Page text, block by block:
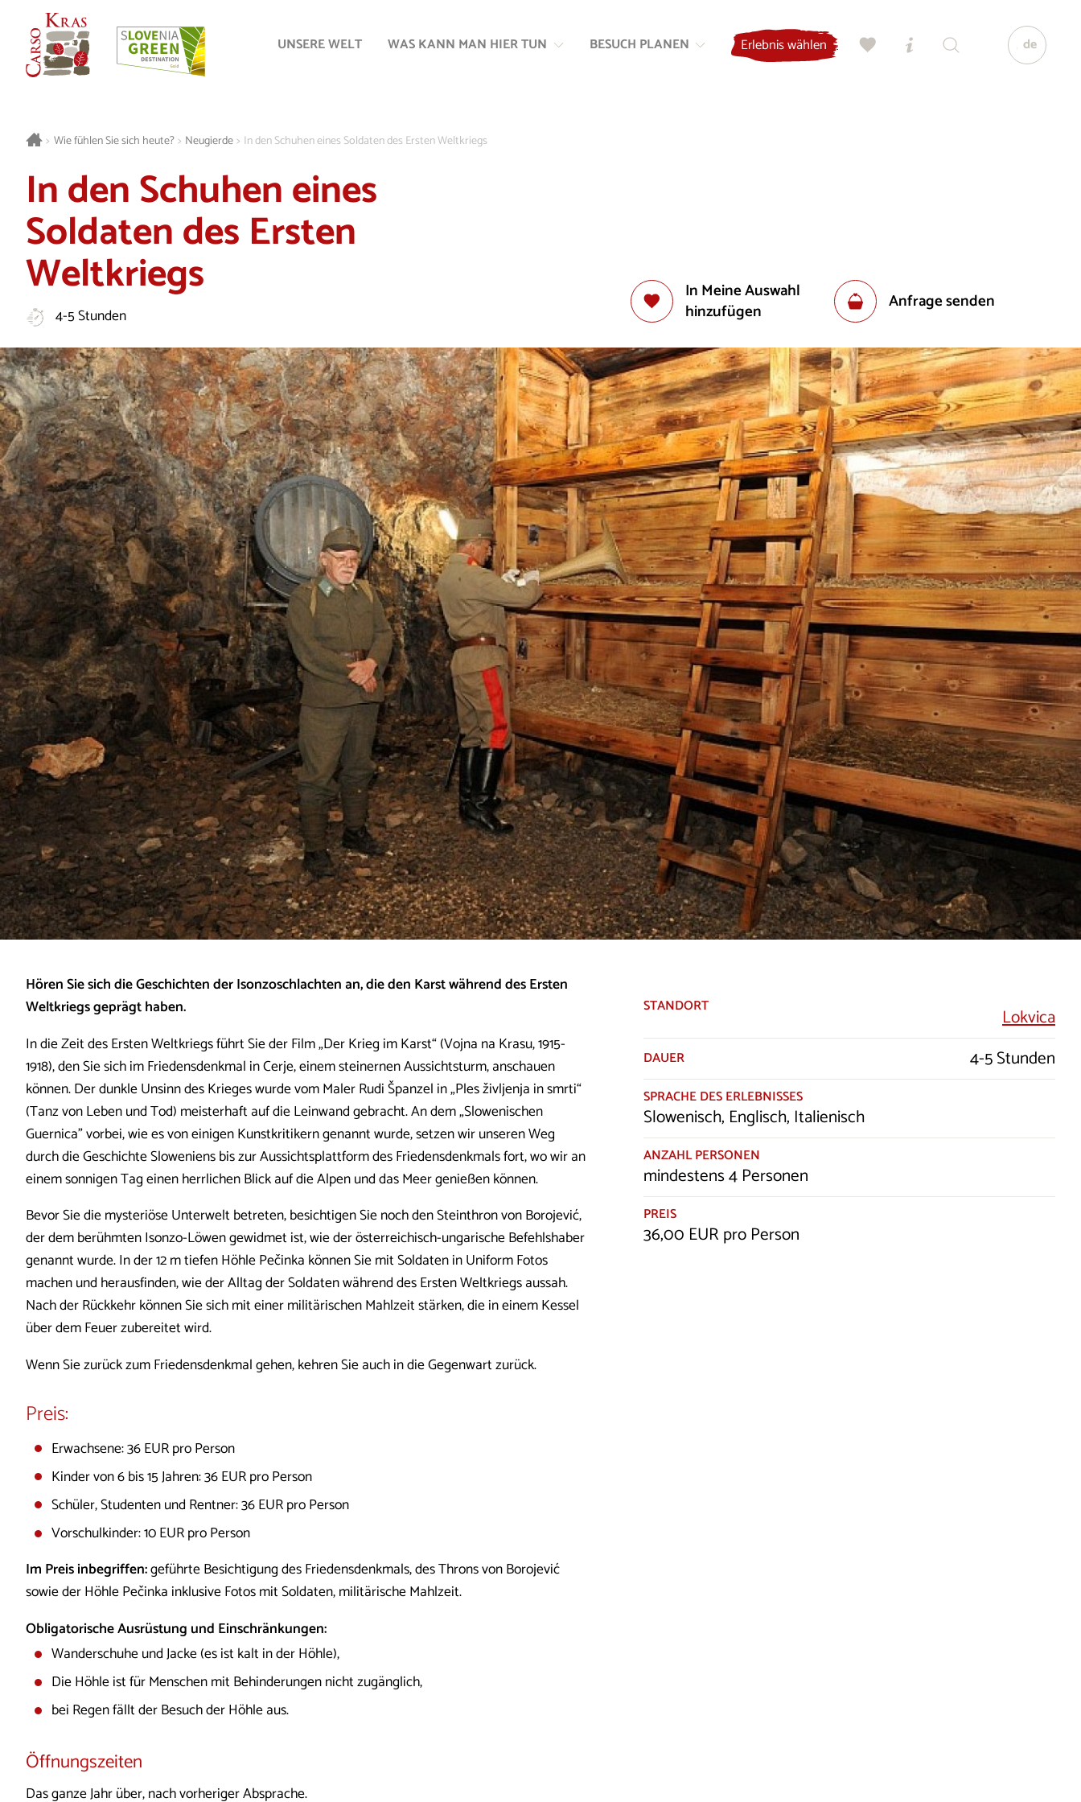
Inhalt
Navigation
UNSERE WELT WAS KANN MAN HIER TUN BESUCH PLANEN Erlebnis wählen de
> Wie fühlen Sie sich heute? > Neugierde > In den Schuhen eines Soldaten des Ersten Weltkriegs
In den Schuhen eines
Soldaten des Ersten
Weltkriegs
4-5 Stunden
In Meine Auswahl
hinzufügen
Anfrage senden
Hören Sie sich die Geschichten der Isonzoschlachten an, die den Karst während des Ersten
Weltkriegs geprägt haben.
In die Zeit des Ersten Weltkriegs führt Sie der Film „Der Krieg im Karst“ (Vojna na Krasu, 1915-
1918), den Sie sich im Friedensdenkmal in Cerje, einem steinernen Aussichtsturm, anschauen
können. Der dunkle Unsinn des Krieges wurde vom Maler Rudi Španzel in „Ples življenja in smrti“
(Tanz von Leben und Tod) meisterhaft auf die Leinwand gebracht. An dem „Slowenischen
Guernica" vorbei, wie es von einigen Kunstkritikern genannt wurde, setzen wir unseren Weg
durch die Geschichte Sloweniens bis zur Aussichtsplattform des Friedensdenkmals fort, wo wir an
einem sonnigen Tag einen herrlichen Blick auf die Alpen und das Meer genießen können.
Bevor Sie die mysteriöse Unterwelt betreten, besichtigen Sie noch den Steinthron von Borojević,
der dem berühmten Isonzo-Löwen gewidmet ist, wie der österreichisch-ungarische Befehlshaber
genannt wurde. In der 12 m tiefen Höhle Pečinka können Sie mit Soldaten in Uniform Fotos
machen und herausfinden, wie der Alltag der Soldaten während des Ersten Weltkriegs aussah.
Nach der Rückkehr können Sie sich mit einer militärischen Mahlzeit stärken, die in einem Kessel
über dem Feuer zubereitet wird.
Wenn Sie zurück zum Friedensdenkmal gehen, kehren Sie auch in die Gegenwart zurück.
Preis:
Erwachsene: 36 EUR pro Person
Kinder von 6 bis 15 Jahren: 36 EUR pro Person
Schüler, Studenten und Rentner: 36 EUR pro Person
Vorschulkinder: 10 EUR pro Person
Im Preis inbegriffen:geführte Besichtigung des Friedensdenkmals, des Throns von Borojević
sowie der Höhle Pečinka inklusive Fotos mit Soldaten, militärische Mahlzeit.
Obligatorische Ausrüstung und Einschränkungen:
Wanderschuhe und Jacke (es ist kalt in der Höhle),
Die Höhle ist für Menschen mit Behinderungen nicht zugänglich,
bei Regen fällt der Besuch der Höhle aus.
Öffnungszeiten
Das ganze Jahr über, nach vorheriger Absprache.
STANDORT Lokvica
DAUER 4-5 Stunden
SPRACHE DES ERLEBNISSES
Slowenisch, Englisch, Italienisch
ANZAHL PERSONEN
mindestens 4 Personen
PREIS
36,00 EUR pro Person